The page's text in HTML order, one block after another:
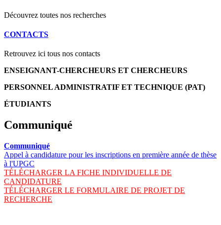
Découvrez toutes nos recherches
CONTACTS
Retrouvez ici tous nos contacts
ENSEIGNANT-CHERCHEURS ET CHERCHEURS
PERSONNEL ADMINISTRATIF ET TECHNIQUE (PAT)
ÉTUDIANTS
Communiqué
Communiqué
Appel à candidature pour les inscriptions en première année de thèse
à l'UPGC
TÉLÉCHARGER LA FICHE INDIVIDUELLE DE
CANDIDATURE
TÉLÉCHARGER LE FORMULAIRE DE PROJET DE
RECHERCHE